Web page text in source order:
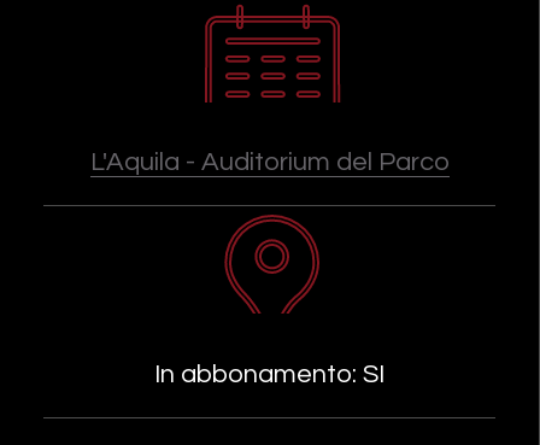
L'Aquila - Auditorium del Parco
In abbonamento: SI